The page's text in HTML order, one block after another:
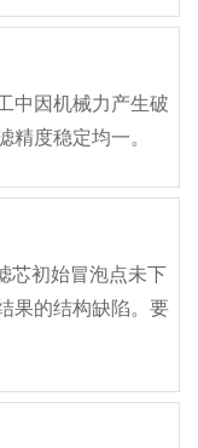
中因机械力产生破
度稳定均一。
芯初始冒泡点未下
果的结构缺陷。要